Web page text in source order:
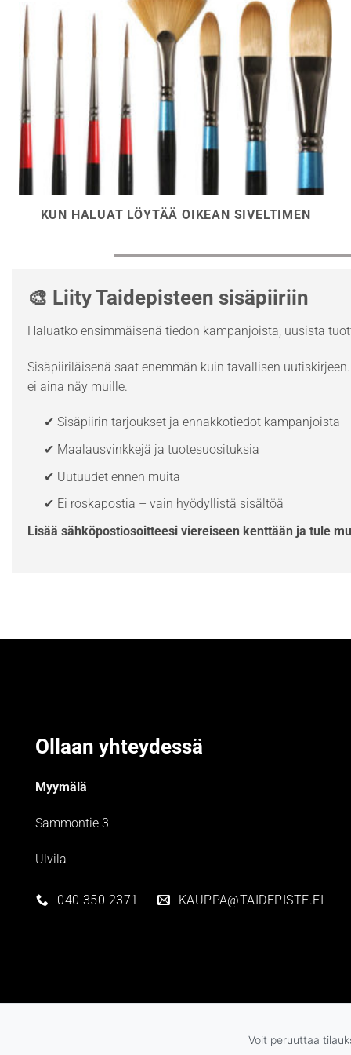
KUN HALUAT LÖYTÄÄ OIKEAN SIVELTIMEN
🎨 Liity Taidepisteen sisäpiiriin
Haluatko ensimmäisenä tiedon kampanjoista, uusista
Sisäpiiriläisenä saat enemmän kuin tavallisen
ei aina näy muille.
✔ Sisäpiirin tarjoukset ja ennakkotiedot kampanjoista
✔ Maalausvinkkejä ja tuotesuosituksia
✔ Uutuudet ennen muita
✔ Ei roskapostia – vain hyödyllistä sisältöä
Lisää sähköpostiosoitteesi viereiseen kenttään ja tule
Ollaan yhteydessä
Myymälä
Sammontie 3
Ulvila
040 350 2371 KAUPPA@TAIDEPISTE.FI
Voit peruuttaa